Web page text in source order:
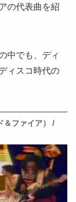
の代表曲を紹
中でも、ディ
ィスコ時代の
＆ファイア） /